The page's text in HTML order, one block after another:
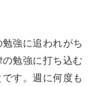
強に追われがち
勉強に打ち込む
す。週に何度も